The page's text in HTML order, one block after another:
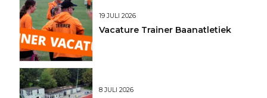
19 JULI 2026
Vacature Trainer Baanatletiek
8 JULI 2026